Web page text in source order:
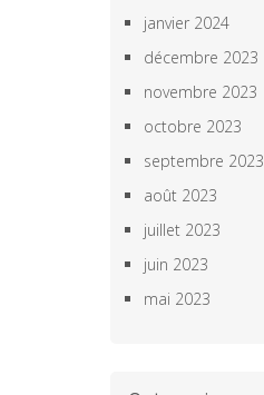
janvier 2024
décembre 2023
novembre 2023
octobre 2023
septembre 2023
août 2023
juillet 2023
juin 2023
mai 2023